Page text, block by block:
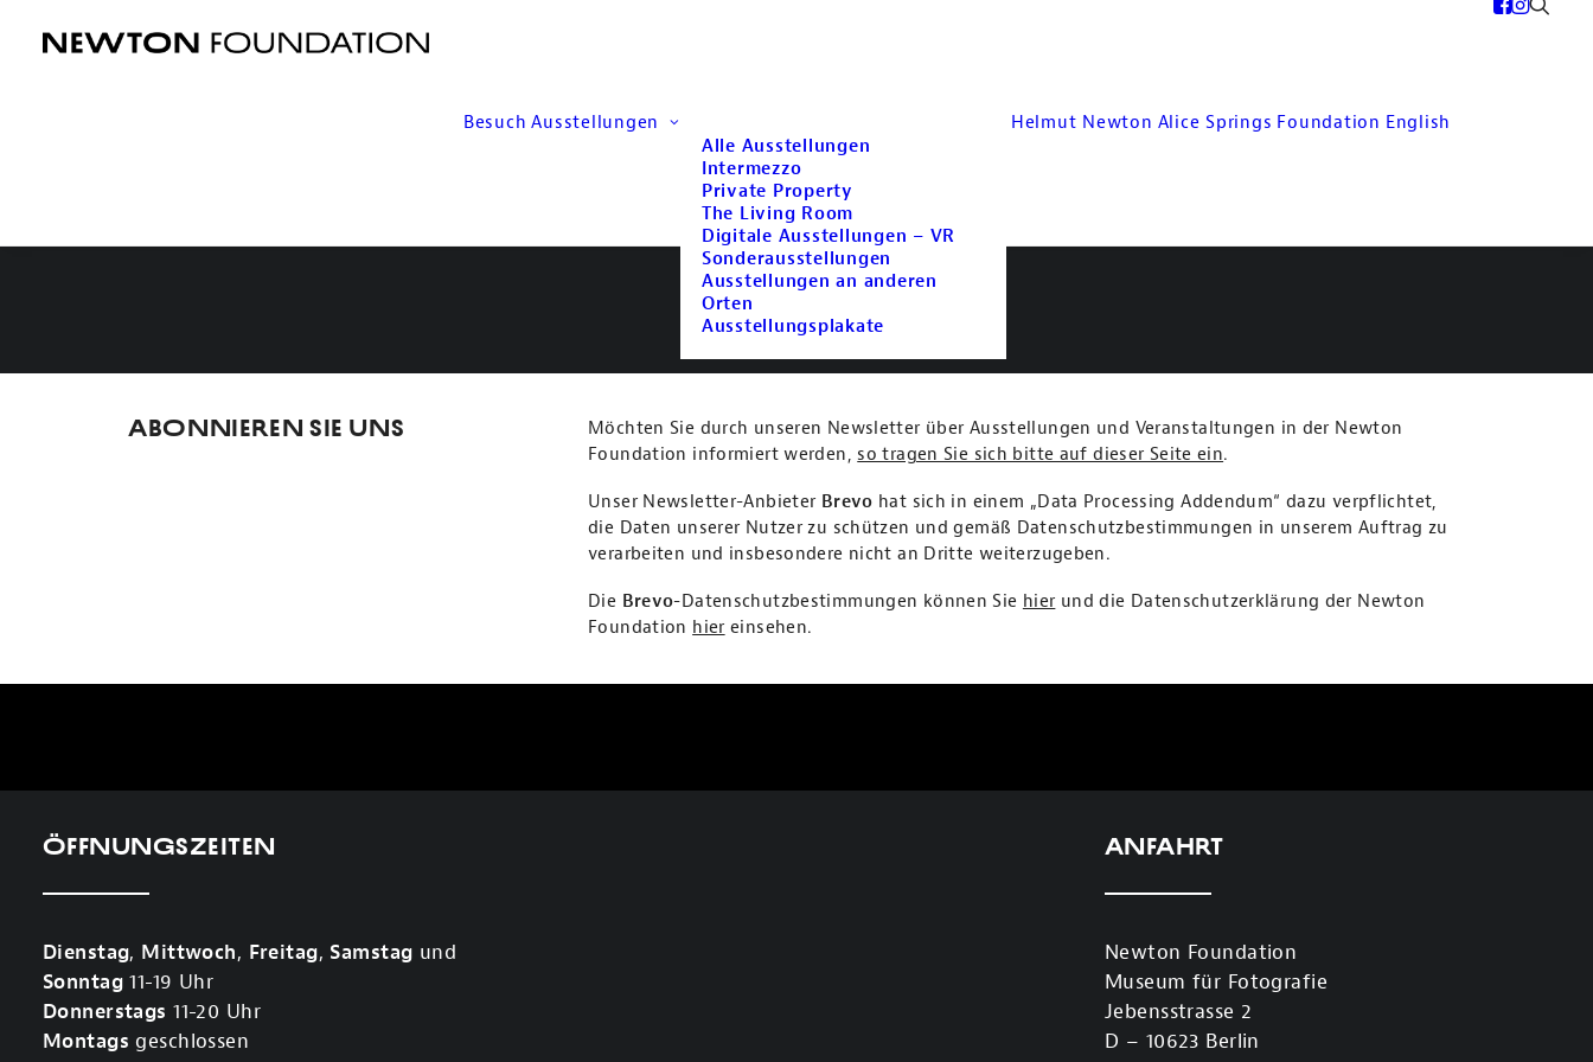
Besuch Ausstellungen
Alle Ausstellungen
Intermezzo
Private Property
The Living Room
Digitale Ausstellungen – VR
Sonderausstellungen
Ausstellungen an anderen
Orten
Ausstellungsplakate
Helmut Newton Alice Springs Foundation English
Newsletter
Abonnieren Sie uns
Möchten Sie durch unseren Newsletter über Ausstellungen und Veranstaltungen in der Newton
Foundation informiert werden, so tragen Sie sich bitte auf dieser Seite ein.
Unser Newsletter-Anbieter Brevo hat sich in einem „Data Processing Addendum“ dazu verpflichtet,
die Daten unserer Nutzer zu schützen und gemäß Datenschutzbestimmungen in unserem Auftrag zu
verarbeiten und insbesondere nicht an Dritte weiterzugeben.
Die Brevo-Datenschutzbestimmungen können Sie hier und die Datenschutzerklärung der Newton
Foundation hier einsehen.
Öffnungszeiten
Dienstag, Mittwoch, Freitag, Samstag und
Sonntag11-19 Uhr
Donnerstags 11-20 Uhr
Montags geschlossen
Anfahrt
Newton Foundation
Museum für Fotografie
Jebensstrasse 2
D – 10623 Berlin